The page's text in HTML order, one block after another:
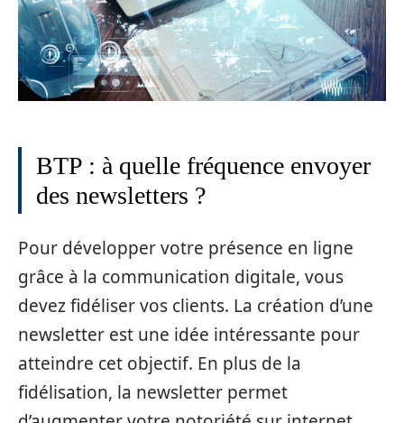
BTP : à quelle fréquence envoyer
des newsletters ?
Pour développer votre présence en ligne
grâce à la communication digitale, vous
devez fidéliser vos clients. La création d’une
newsletter est une idée intéressante pour
atteindre cet objectif. En plus de la
fidélisation, la newsletter permet